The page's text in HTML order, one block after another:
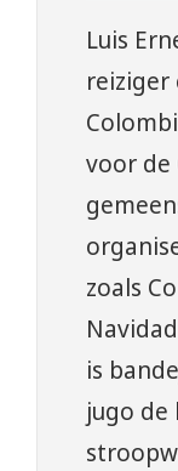
Luis
voor de
zoals
is
jugo de